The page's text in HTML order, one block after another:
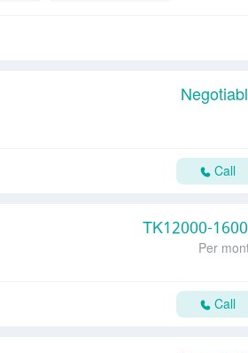
Call
TK12000-
Per
Call